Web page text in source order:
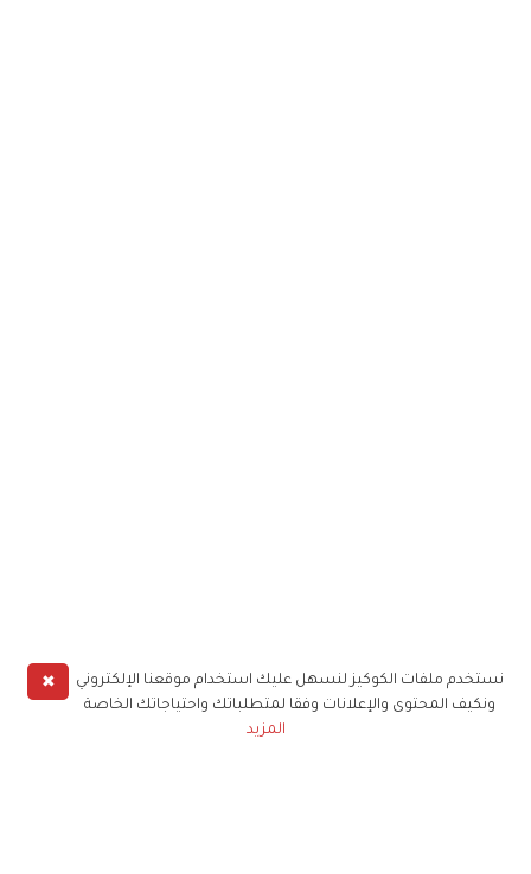
✖
نستخدم ملفات الكوكيز لنسهل عليك استخدام موقعنا الإلكتروني
ونكيف المحتوى والإعلانات وفقا لمتطلباتك واحتياجاتك الخاصة
المزيد